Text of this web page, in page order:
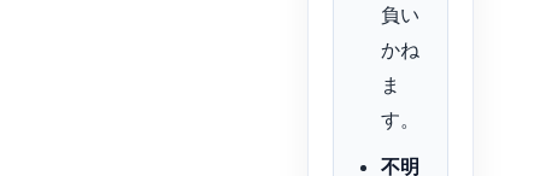
負い
かね
ま
す。
不明